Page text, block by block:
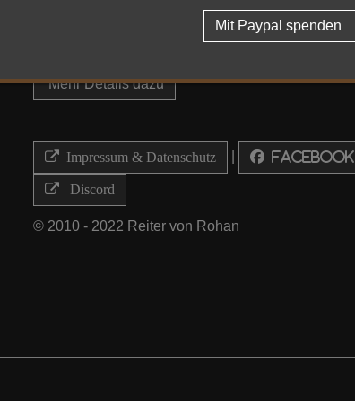
Mehr Details dazu
Impressum & Datenschutz Facebook
Discord
© 2010 - 2022 Reiter von Rohan
Mit Paypal spenden